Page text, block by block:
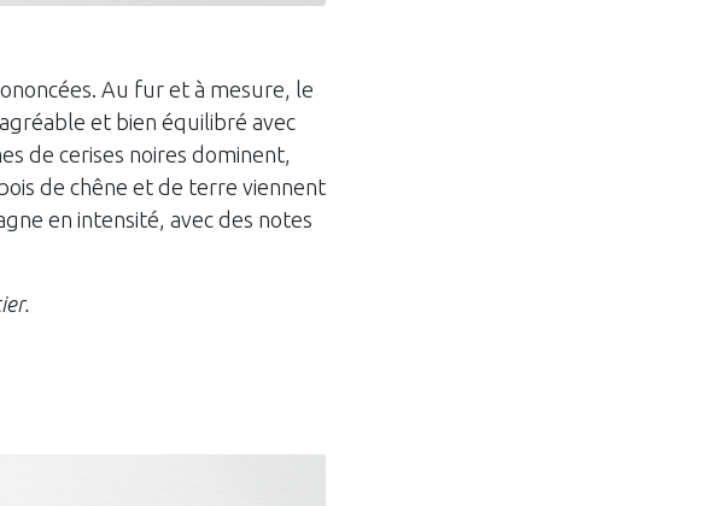
Au fur et à mesure, le
et bien équilibré avec
de cerises noires dominent,
de chêne et de terre viennent
en intensité, avec des notes